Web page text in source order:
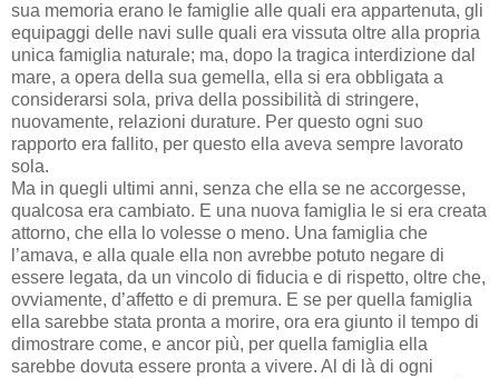
sua memoria erano le famiglie alle quali era appartenuta, gli
equipaggi delle navi sulle quali era vissuta oltre alla propria
unica famiglia naturale; ma, dopo la tragica interdizione dal
mare, a opera della sua gemella, ella si era obbligata a
considerarsi sola, priva della possibilità di stringere,
nuovamente, relazioni durature. Per questo ogni suo
rapporto era fallito, per questo ella aveva sempre lavorato
sola.
Ma in quegli ultimi anni, senza che ella se ne accorgesse,
qualcosa era cambiato. E una nuova famiglia le si era creata
attorno, che ella lo volesse o meno. Una famiglia che
l’amava, e alla quale ella non avrebbe potuto negare di
essere legata, da un vincolo di fiducia e di rispetto, oltre che,
ovviamente, d’affetto e di premura. E se per quella famiglia
ella sarebbe stata pronta a morire, ora era giunto il tempo di
dimostrare come, e ancor più, per quella famiglia ella
sarebbe dovuta essere pronta a vivere. Al di là di ogni